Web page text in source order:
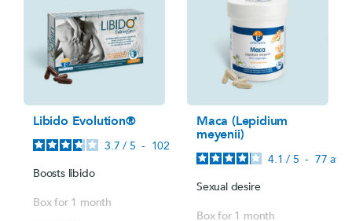
Libido Evolution®
3.7 / 5 - 102
Boosts libido
Box for 1 month
Maca (Lepidium
meyenii)
4.1 / 5 - 77avis
Sexual desire
Box for 1 month